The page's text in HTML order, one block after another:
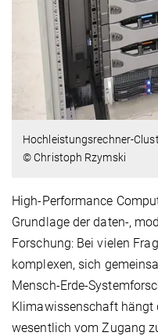
Hochleistungsrechner-
© Christoph Rzymski
High-Performance
Grundlage der daten-,
Forschung: Bei vielen
komplexen, sich
Mensch-Erde-
Klimawissenschaft
wesentlich vom Zugang